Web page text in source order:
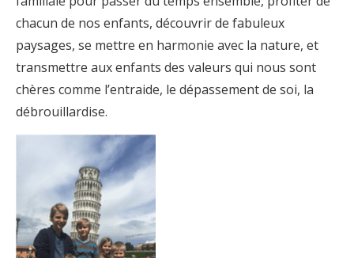
chacun de nos enfants, découvrir de fabuleux
paysages, se mettre en harmonie avec la nature, et
transmettre aux enfants des valeurs qui nous sont
chères comme l’entraide, le dépassement de soi, la
débrouillardise.